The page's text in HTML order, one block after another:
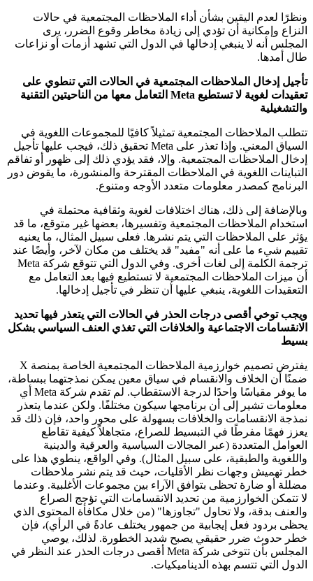
ونظرًا لعدم اليقين بشأن أداء الملاحظات المجتمعية في حالات
النزاع وإمكانية أن تؤدي إلى زيادة مخاطر وقوع الضرر، يرى
المجلس أنه لا ينبغي إدخالها في الدول التي تشهد أزمات أو نزاعات
طال أمدها.
تأجيل إدخال الملاحظات المجتمعية في الحالات التي تنطوي على
تعقيدات لغوية لا تستطيع Meta التعامل معها من الناحيتين التقنية
والتشغيلية
تتطلب الملاحظات المجتمعية تمثيلاً كافيًا للمجموعات اللغوية في
السياق المعني. وإذا تعذر على Meta تحقيق ذلك، فيجب عليها تأجيل
إدخال الملاحظات المجتمعية. وإلا، فقد يؤدي ذلك إلى ظهور أو تفاقم
التباينات اللغوية في الملاحظات المقترحة والمنشورة، ما يقوض دور
البرنامج كمصدر معلومات متعدد الأوجه ومتنوع.
وبالإضافة إلى ذلك، هناك اختلافات لغوية وثقافية محتملة في
استخدام الملاحظات المجتمعية وتفسيرها، بعضها غير متوقع، ما قد
يؤثر على الملاحظات التي يتم نشرها. فعلى سبيل المثال، ما يعنيه
تقييم شيء ما على أنه "مفيد" قد يختلف من مكان لآخر، وأيضًا عند
ترجمة الكلمة إلى لغات أخرى. وفي الدول التي تتوقع شركة Meta
أن ميزات الملاحظات المجتمعية لا تستطيع فيها بعد التعامل مع
التعقيدات اللغوية، ينبغي عليها أن تنظر في تأجيل إدخالها.
ويجب توخي أقصى درجات الحذر في الحالات التي يتعذر فيها تحديد
الانقسامات الاجتماعية والخلافات التي تغذي العنف السياسي بشكل
بسيط
يفترض تصميم خوارزمية الملاحظات المجتمعية الخاصة بمنصة X
ضمنًا أن الخلاف والانقسام في سياق معين يمكن نمذجتهما ببساطة،
ما يوفر مقياسًا واحدًا لدرجة الاستقطاب. لم تقدم شركة Meta أي
معلومات تشير إلى أن برنامجها سيكون مختلفًا. ولكن عندما يتعذر
نمذجة الانقسامات والخلافات بسهولة على محور واحد، فإن ذلك قد
يعزز فهمًا مفرطًا في التبسيط للصراع، متجاهلاً كيفية تقاطع
العوامل المتعددة (عبر المجالات السياسية والعرقية والدينية
واللغوية والطبقية، على سبيل المثال). وفي الواقع، ينطوي هذا على
خطر تهميش وجهات نظر الأقليات، حيث قد يتم نشر ملاحظات
مضللة أو ضارة تحظى بتوافق الآراء بين مجموعات الأغلبية. وعندما
لا تتمكن الخوارزمية من تحديد الانقسامات التي تؤجج الصراع
والعنف بدقة، ولا تحاول "تجاوزها" (من خلال مكافأة المحتوى الذي
يحظى بردود فعل إيجابية من جمهور يختلف عادةً في الرأي)، فإن
خطر حدوث ضرر حقيقي يصبح شديد الخطورة. لذلك، يوصي
المجلس بأن تتوخى شركة Meta أقصى درجات الحذر عند النظر في
الدول التي تتسم بهذه الديناميكيات.